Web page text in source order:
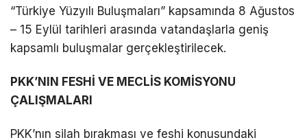
“Türkiye Yüzyılı Buluşmaları” kapsamında 8 Ağustos
– 15 Eylül tarihleri arasında vatandaşlarla geniş
kapsamlı buluşmalar gerçekleştirilecek.
PKK’NIN FESHİ VE MECLİS KOMİSYONU
ÇALIŞMALARI
PKK’nın silah bırakması ve feshi konusundaki